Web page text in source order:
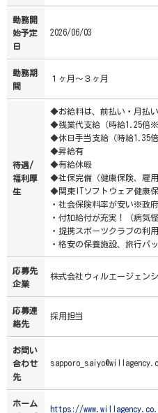
勤務開
始予定
日
2026/06/03
勤務期
間
１ヶ月～３ヶ月
待遇/
福利厚
生
◆お給料は、前払い・月払
◆残業代支給（時給1.25倍
◆休日手当支給（時給1.35
◆昇給有
◆有給休暇
◆社保完備（健康保険、雇
◆関東ITソフトウェア健康
・社会保険料率が安い※政
・付加給付が充実！（病気
・提携スポーツクラブの利
・格安の保養施設、旅行パ
応募先
企業
株式会社ウィルエージェン
応募連
絡先
採用担当
お問い
合わせ
先
ホーム
https://